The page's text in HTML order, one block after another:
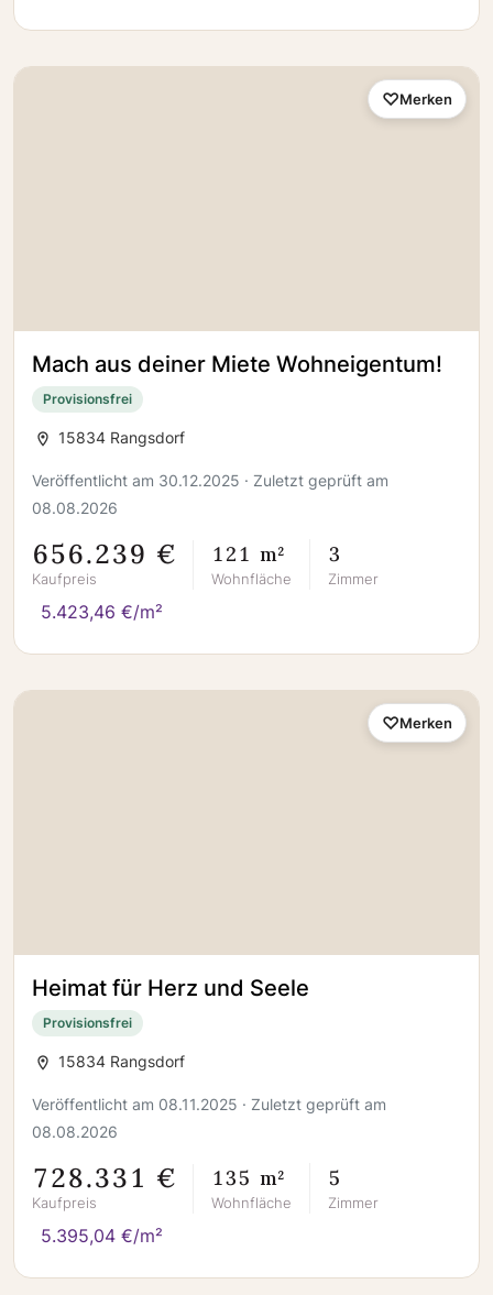
Mach aus deiner Miete Wohneigentum!
Provisionsfrei
15834 Rangsdorf
Veröffentlicht am 30.12.2025 · Zuletzt geprüft am
08.08.2026
656.239 €
Kaufpreis
121 m²
Wohnfläche
3
Zimmer
5.423,46 €/m²
Merken
Heimat für Herz und Seele
Provisionsfrei
15834 Rangsdorf
Veröffentlicht am 08.11.2025 · Zuletzt geprüft am
08.08.2026
728.331 €
Kaufpreis
135 m²
Wohnfläche
5
Zimmer
5.395,04 €/m²
Merken